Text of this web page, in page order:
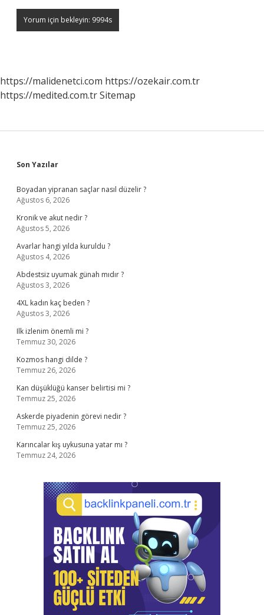
https://malidenetci.com https://ozekair.com.tr
https://medited.com.trSitemap
Sidebar
Son Yazılar
Boyadan yipranan saçlar nasıl düzelir ?
Ağustos 6, 2026
Kronik ve akut nedir ?
Ağustos 5, 2026
Avarlar hangi yılda kuruldu ?
Ağustos 4, 2026
Abdestsiz uyumak günah mıdır ?
Ağustos 3, 2026
4XL kadın kaç beden ?
Ağustos 3, 2026
Ilk izlenim önemli mi ?
Temmuz 30, 2026
Kozmos hangi dilde ?
Temmuz 26, 2026
Kan düşüklüğü kanser belirtisi mi ?
Temmuz 25, 2026
Askerde piyadenin görevi nedir ?
Temmuz 25, 2026
Karıncalar kış uykusuna yatar mı ?
Temmuz 24, 2026